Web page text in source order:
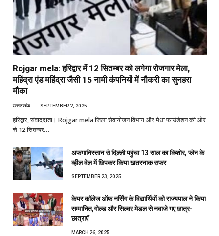
Rojgar mela: हरिद्वार में 12 सितम्बर को लगेगा रोजगार मेला,
महिंद्रा एंड महिंद्रा जैसी 15 नामी कंपनियों में नौकरी का सुनहरा
मौका
उत्तराखंड SEPTEMBER 2, 2025
हरिद्वार, संवाददाता। Rojgar mela जिला सेवायोजन विभाग और मेधा फाउंडेशन की ओर
से 12 सितम्बर…
अफगानिस्तान से दिल्ली पहुंचा 13 साल का किशोर, प्लेन के
व्हील वेल में छिपकर किया खतरनाक सफर
SEPTEMBER 23, 2025
केयर कॉलेज ऑफ नर्सिंग के विद्यार्थियों को राज्यपाल ने किया
सम्मानित,गोल्ड और सिल्वर मेडल से नवाजे गए छात्र-
छात्राएँ
MARCH 26, 2025